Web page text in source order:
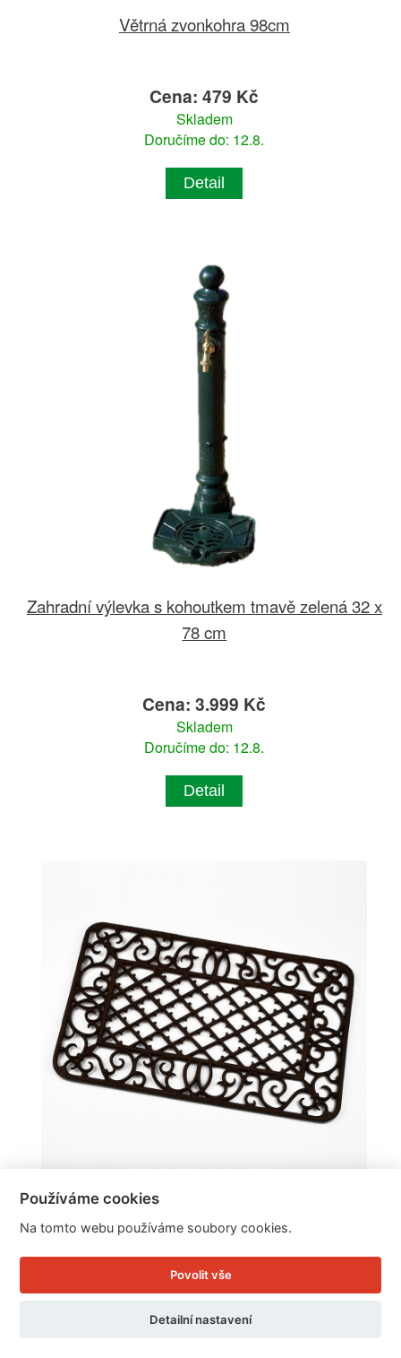
Větrná zvonkohra 98cm
Cena: 479 Kč
Skladem
Doručíme do: 12.8.
Detail
Zahradní výlevka s kohoutkem tmavě zelená 32 x
78 cm
Cena: 3.999 Kč
Skladem
Doručíme do: 12.8.
Detail
Rohožka venkovní litinová 67x43cm
Cena: 1.379 Kč
Doručíme do: 12.8.
Používáme cookies
Na tomto webu používáme soubory cookies.
Povolit vše
Detailní nastavení